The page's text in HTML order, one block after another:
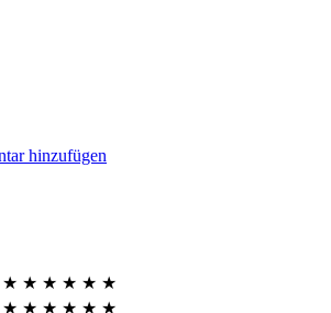
hinzufügen
★ ★ ★ ★ ★ ★
★ ★ ★ ★ ★ ★